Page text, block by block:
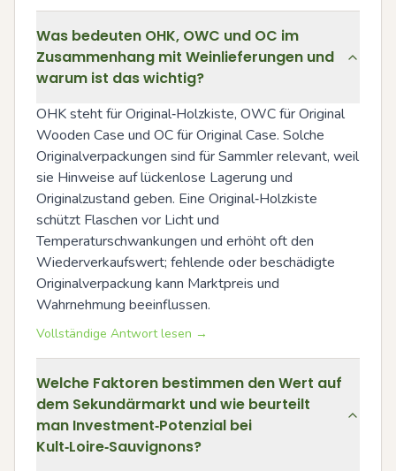
Was bedeuten OHK, OWC und OC im
Zusammenhang mit Weinlieferungen und
warum ist das wichtig?
OHK steht für Original‑Holzkiste, OWC für Original
Wooden Case und OC für Original Case. Solche
Originalverpackungen sind für Sammler relevant, weil
sie Hinweise auf lückenlose Lagerung und
Originalzustand geben. Eine Original‑Holzkiste
schützt Flaschen vor Licht und
Temperaturschwankungen und erhöht oft den
Wiederverkaufswert; fehlende oder beschädigte
Originalverpackung kann Marktpreis und
Wahrnehmung beeinflussen.
Vollständige Antwort lesen →
Welche Faktoren bestimmen den Wert auf
dem Sekundärmarkt und wie beurteilt
man Investment‑Potenzial bei
Kult‑Loire‑Sauvignons?